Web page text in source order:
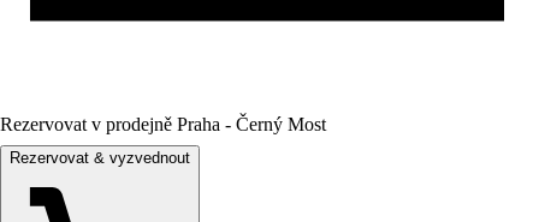
Rezervovat v prodejně Praha - Černý Most
Rezervovat & vyzvednout